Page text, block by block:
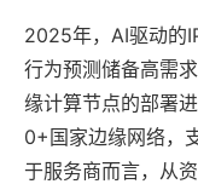
2025年，AI驱动的
行为预测储备高需
缘计算节点的部署
0+国家边缘网络，
于服务商而言，从